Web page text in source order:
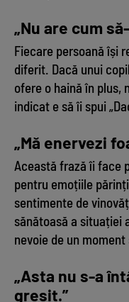
„Nu are cum
Fiecare persoană își
diferit. Dacă unui
ofere o haină în plus,
indicat e să îi spui
„Mă enervezi
Această frază îi face
pentru emoțiile
sentimente de
sănătoasă a situației
nevoie de un
„Asta nu s-a
greșit.”